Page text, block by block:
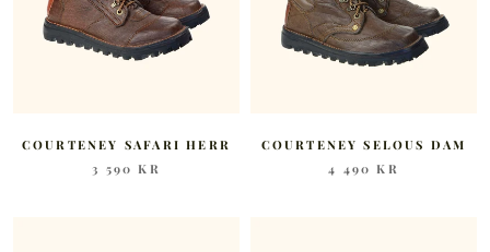
COURTENEY SAFARI HERR
3 590 KR
COURTENEY SELOUS DAM
4 490 KR